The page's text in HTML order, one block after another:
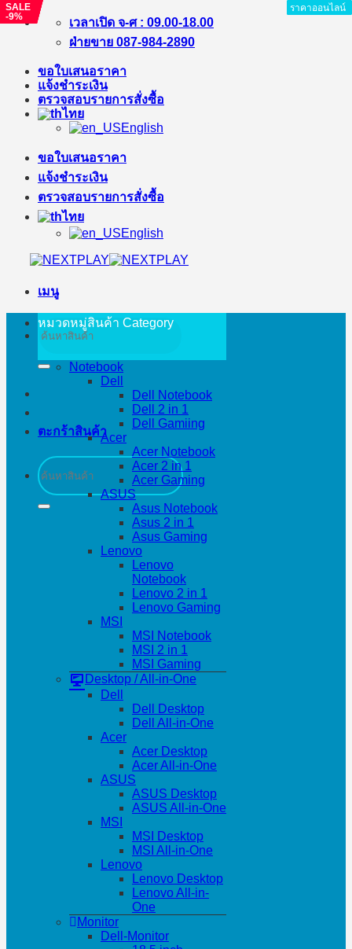
ข้าม
เนื้อหา
เวลาเปิด จ-ศ : 09.00-18.00
ฝ่ายขาย 087-984-2890
ขอใบเสนอราคา
แจ้งชำระเงิน
ตรวจสอบรายการสั่งซื้อ
ไทย
English
ขอใบเสนอราคา
แจ้งชำระเงิน
ตรวจสอบรายการสั่งซื้อ
ไทย
English
เมนู
ค้นหา:
ตะกร้าสินค้า
ค้นหา:
หมวดหมู่สินค้า Category
Notebook
Dell
Dell Notebook
Dell 2 in 1
Dell Gamiing
Acer
Acer Notebook
Acer 2 in 1
Acer Gaming
ASUS
Asus Notebook
Asus 2 in 1
Asus Gaming
Lenovo
Lenovo
Notebook
Lenovo 2 in 1
Lenovo Gaming
MSI
MSI Notebook
MSI 2 in 1
MSI Gaming
Desktop / All-in-One
Dell
Dell Desktop
Dell All-in-One
Acer
Acer Desktop
Acer All-in-One
ASUS
ASUS Desktop
ASUS All-in-One
MSI
MSI Desktop
MSI All-in-One
Lenovo
Lenovo Desktop
Lenovo All-in-
One
Monitor
Dell-Monitor
ราคาออนไลน์
ราคาออนไลน์
SALE
-%
ราคาออนไลน์
ราคาออนไลน์
SALE
-%
ราคาออนไลน์
SALE
-8%
ราคาออนไลน์
SALE
-9%
ราคาออนไลน์
ราคาออนไลน์